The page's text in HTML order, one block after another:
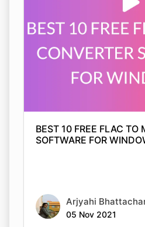
BEST 10 FREE FLAC TO
SOFTWARE FOR
Arjyahi
05 Nov 2021